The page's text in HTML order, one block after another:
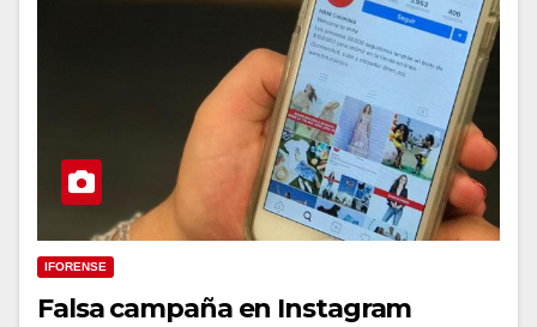
IFORENSE
Falsa campaña en Instagram